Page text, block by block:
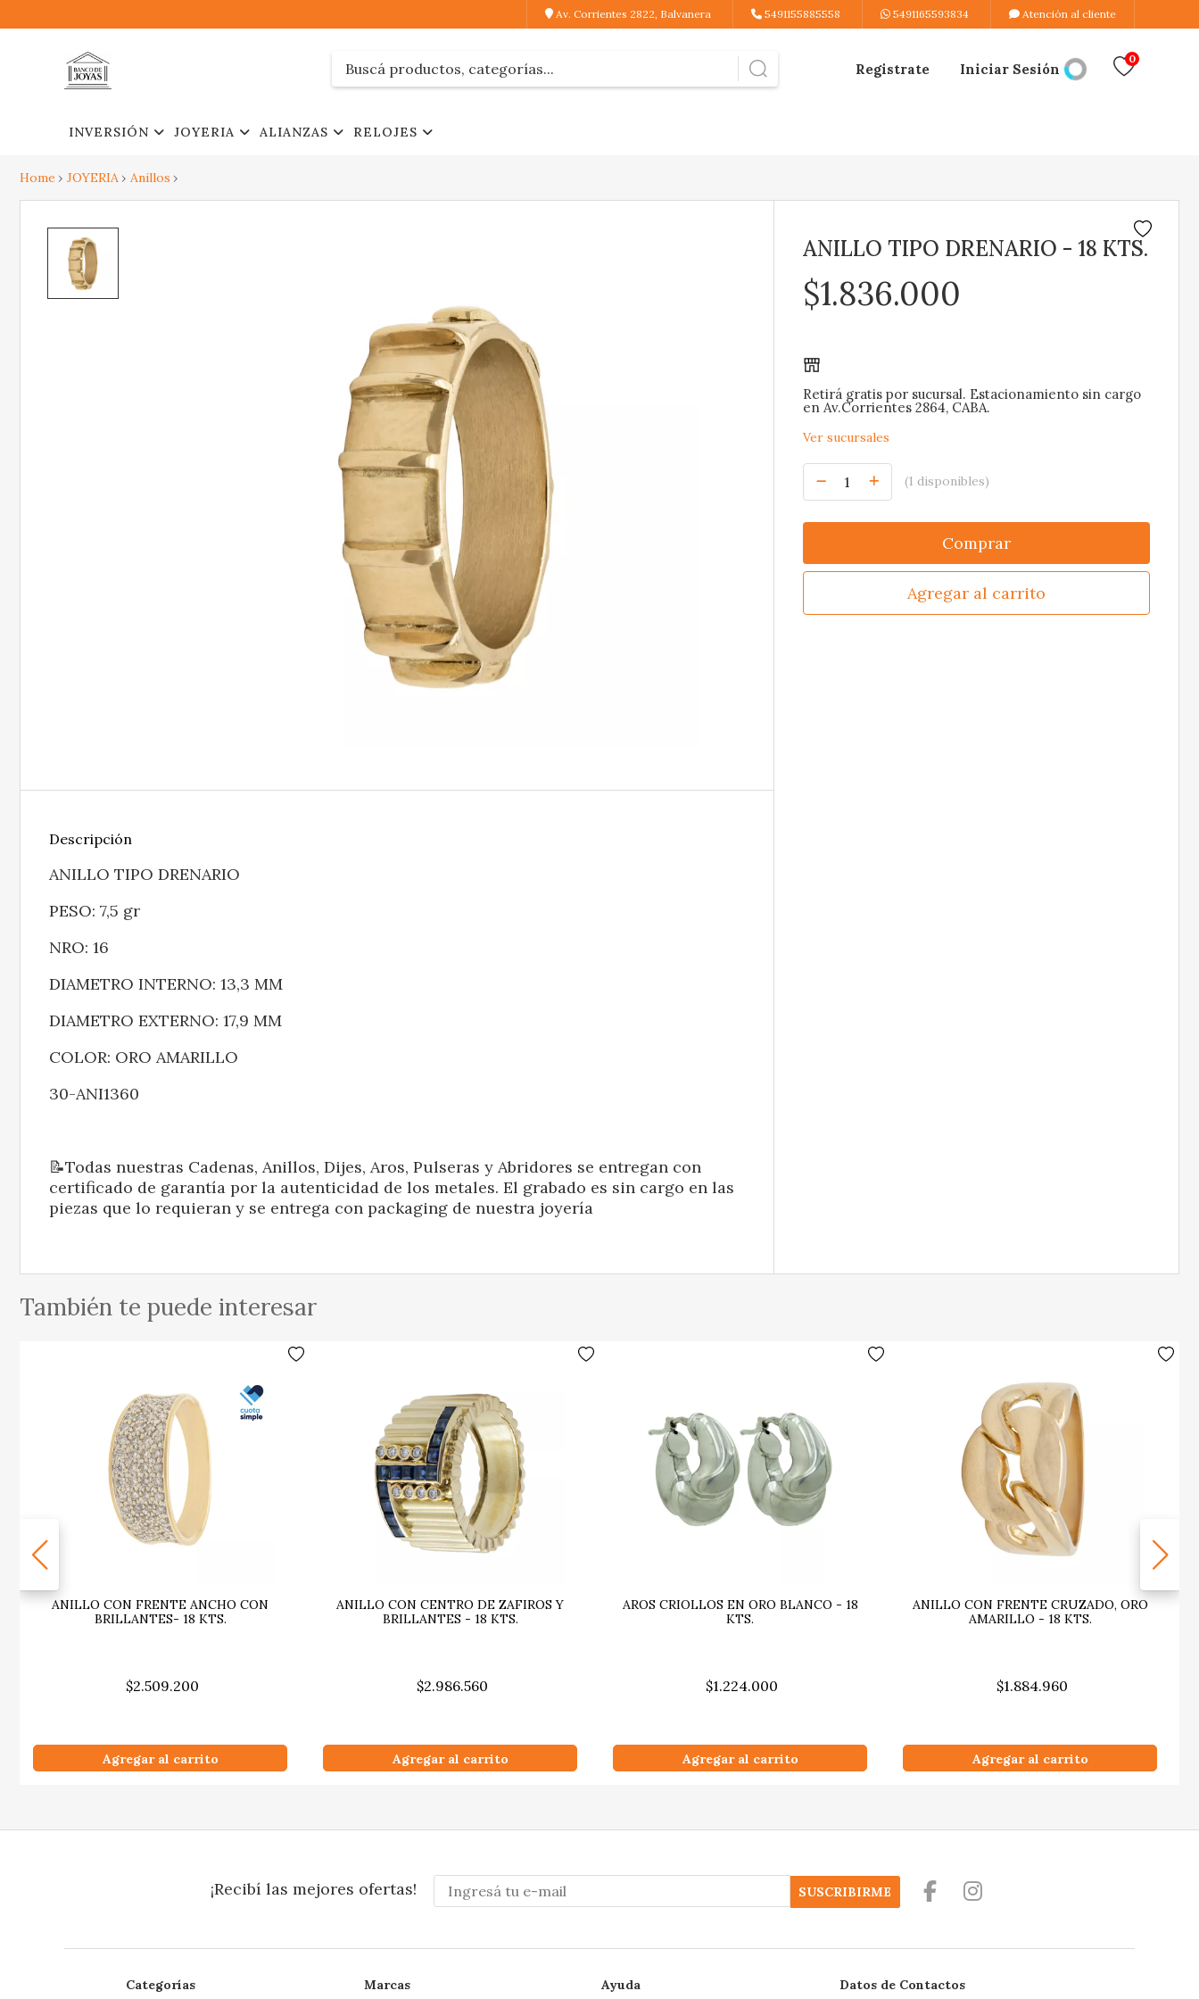
Av. Corrientes 2822, Balvanera 5491155885558 5491165593834 Atención al cliente
Registrate Iniciar Sesión
0
INVERSIÓN JOYERIA ALIANZAS RELOJES
Home JOYERIA Anillos
ANILLO TIPO DRENARIO - 18 KTS.
$1.836.000
Retirá gratis por sucursal. Estacionamiento sin cargo
en Av.Corrientes 2864, CABA.
Ver sucursales
(1 disponibles)
Comprar
Agregar al carrito
Descripción
ANILLO TIPO DRENARIO
PESO: 7,5 gr
NRO: 16
DIAMETRO INTERNO: 13,3 MM
DIAMETRO EXTERNO: 17,9 MM
COLOR: ORO AMARILLO
30-ANI1360
📝Todas nuestras Cadenas, Anillos, Dijes, Aros, Pulseras y Abridores se entregan con
certificado de garantía por la autenticidad de los metales. El grabado es sin cargo en las
piezas que lo requieran y se entrega con packaging de nuestra joyería
También te puede interesar
ANILLO CON FRENTE ANCHO CON
BRILLANTES- 18 KTS.
$2.509.200
Agregar al carrito
ANILLO CON CENTRO DE ZAFIROS Y
BRILLANTES - 18 KTS.
$2.986.560
Agregar al carrito
AROS CRIOLLOS EN ORO BLANCO - 18
KTS.
$1.224.000
Agregar al carrito
ANILLO CON FRENTE CRUZADO, ORO
AMARILLO - 18 KTS.
$1.884.960
Agregar al carrito
¡Recibí las mejores ofertas! SUSCRIBIRME
Categorías Marcas Ayuda Datos de Contactos